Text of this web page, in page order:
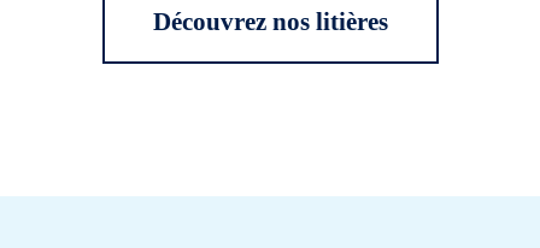
Découvrez nos litières